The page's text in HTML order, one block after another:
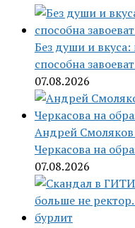
Без души и
способна
07.08.2026
Андрей
Черкасова на
07.08.2026